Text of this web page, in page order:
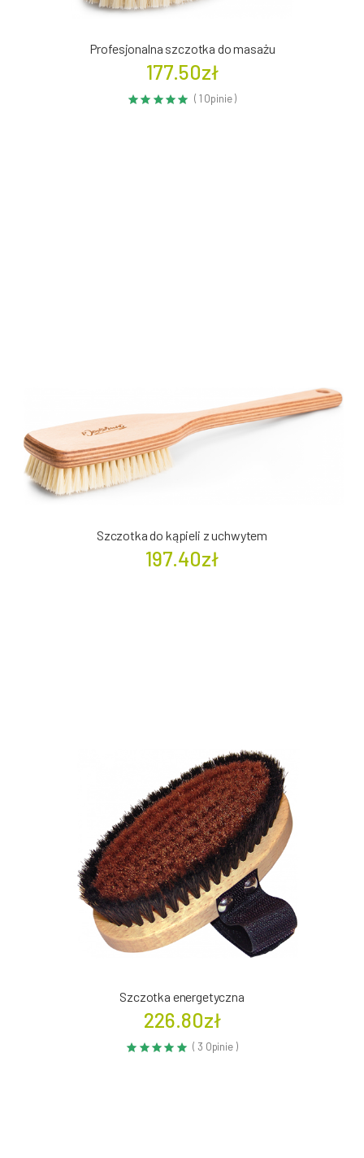
Profesjonalna szczotka do masażu
177.50zł
( 1 Opinie )
Szczotka do kąpieli z uchwytem
197.40zł
Szczotka energetyczna
226.80zł
( 3 Opinie )